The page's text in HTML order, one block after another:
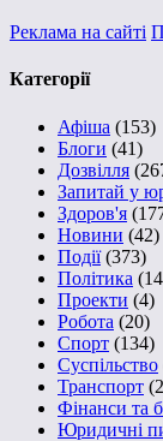
Реклама на сайті
Категорії
Афіша (153)
Блоги (41)
Дозвілля
Запитай у
Здоров'я
Новини (42)
Події(373)
Політика
Проекти (4)
Робота (20)
Спорт (134)
Суспільство
Транспорт
Фінанси та
Юридичні